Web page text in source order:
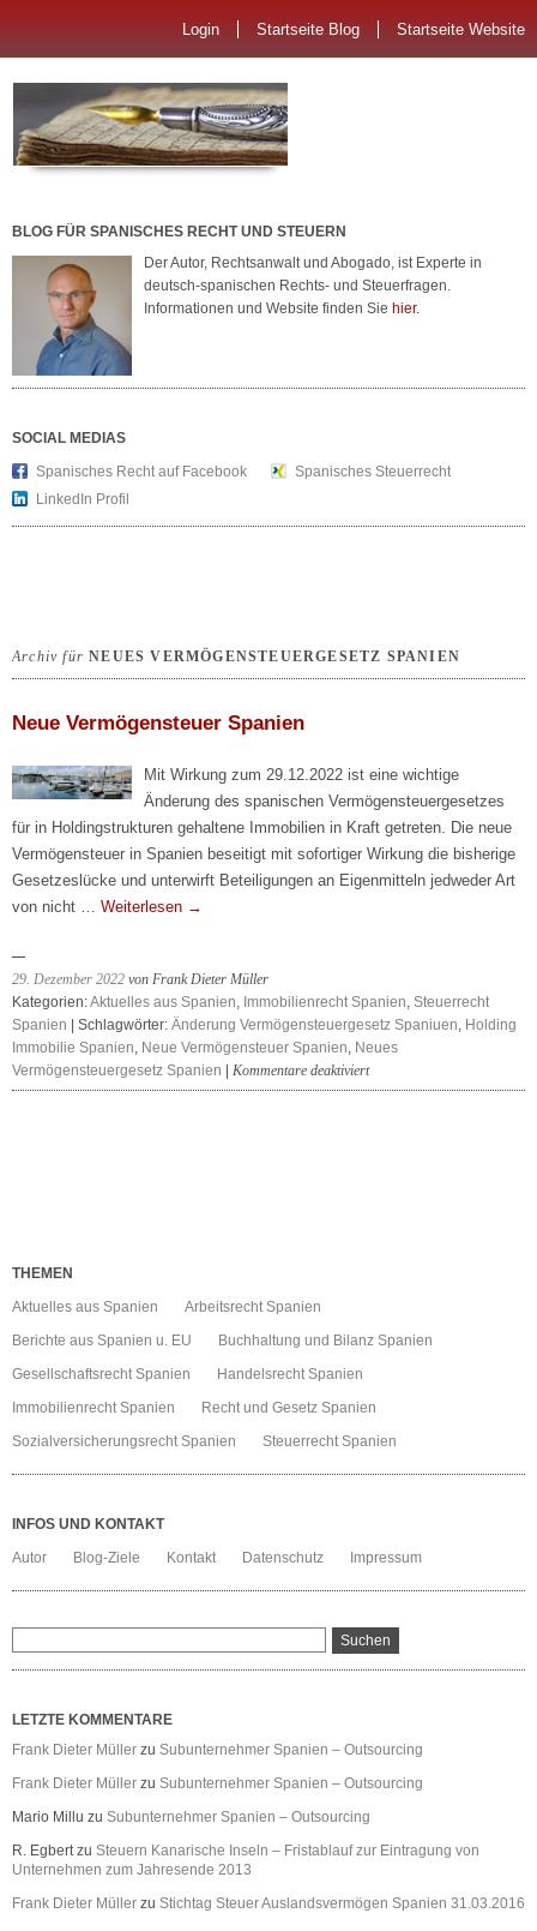
Login Startseite Blog Startseite Website
BLOG FÜR SPANISCHES RECHT UND STEUERN
Der Autor, Rechtsanwalt und Abogado, ist Experte in
deutsch-spanischen Rechts- und Steuerfragen.
Informationen und Website finden Sie hier.
SOCIAL MEDIAS
Spanisches Recht auf Facebook
Spanisches Steuerrecht
LinkedIn Profil
Archiv fürNEUES VERMÖGENSTEUERGESETZ SPANIEN
Neue Vermögensteuer Spanien
Mit Wirkung zum 29.12.2022 ist eine wichtige
Änderung des spanischen Vermögensteuergesetzes
für in Holdingstrukturen gehaltene Immobilien in Kraft getreten. Die neue
Vermögensteuer in Spanien beseitigt mit sofortiger Wirkung die bisherige
Gesetzeslücke und unterwirft Beteiligungen an Eigenmitteln jedweder Art
von nicht … Weiterlesen →
29. Dezember 2022 von Frank Dieter Müller
Kategorien:Aktuelles aus Spanien, Immobilienrecht Spanien, Steuerrecht
Spanien | Schlagwörter: Änderung Vermögensteuergesetz Spaniuen, Holding
Immobilie Spanien, Neue Vermögensteuer Spanien, Neues
Vermögensteuergesetz Spanien
Kommentare deaktiviertfür
Neue
THEMEN
Aktuelles aus Spanien
Arbeitsrecht Spanien
Berichte aus Spanien u. EU
Buchhaltung und Bilanz Spanien
Gesellschaftsrecht Spanien
Handelsrecht Spanien
Immobilienrecht Spanien
Recht und Gesetz Spanien
Sozialversicherungsrecht Spanien
Steuerrecht Spanien
INFOS UND KONTAKT
Autor
Blog-Ziele Kontakt Datenschutz Impressum
LETZTE KOMMENTARE
Frank Dieter Müller zu Subunternehmer Spanien – Outsourcing
Frank Dieter Müller zu Subunternehmer Spanien – Outsourcing
Mario Millu zu Subunternehmer Spanien – Outsourcing
R. Egbertzu Steuern Kanarische Inseln – Fristablauf zur Eintragung von
Unternehmen zum Jahresende 2013
Frank Dieter Müller zu Stichtag Steuer Auslandsvermögen Spanien 31.03.2016